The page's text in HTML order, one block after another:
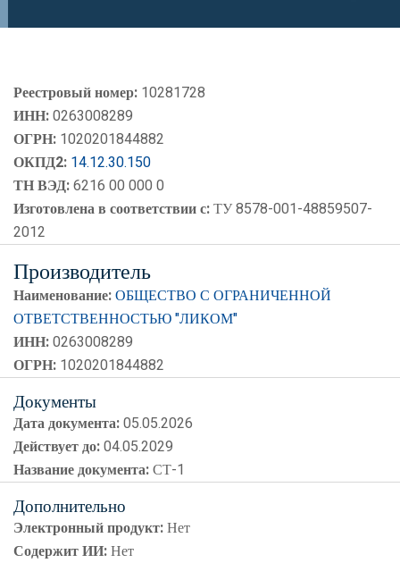
Реестровый номер: 10281728
ИНН:0263008289
ОГРН: 1020201844882
ОКПД2: 14.12.30.150
ТН ВЭД:6216 00 000 0
Изготовлена в соответствии с:ТУ 8578-001-48859507-
2012
Производитель
Наименование:ОБЩЕСТВО С ОГРАНИЧЕННОЙ
ОТВЕТСТВЕННОСТЬЮ "ЛИКОМ"
ИНН:0263008289
ОГРН: 1020201844882
Документы
Дата документа:05.05.2026
Действует до:04.05.2029
Название документа:СТ-1
Дополнительно
Электронный продукт:Нет
Содержит ИИ:Нет